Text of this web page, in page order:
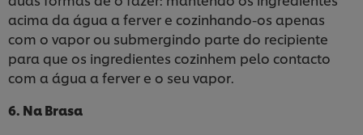
acima da água a ferver e cozinhando-os apenas
com o vapor ou submergindo parte do recipiente
para que os ingredientes cozinhem pelo contacto
com a água a ferver e o seu vapor.
6. Na Brasa
Utilizamos cookies (e técnicas semelhantes) para
melhorar a sua experiência no nosso site. Os Cookies
como guardar o seu “cesto de compras” online),